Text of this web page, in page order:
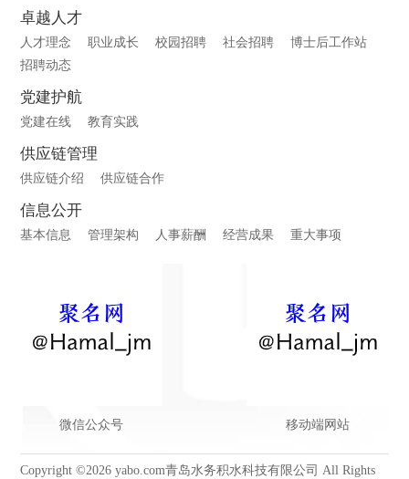
卓越人才
人才理念 职业成长 校园招聘 社会招聘
博士后工作站
招聘动态
党建护航
党建在线 教育实践
供应链管理
供应链介绍 供应链合作
信息公开
基本信息 管理架构 人事薪酬 经营成果 重大事项
微信公众号 移动端网站
Copyright ©2026 yabo.com青岛水务积水科技有限公司 All Rights